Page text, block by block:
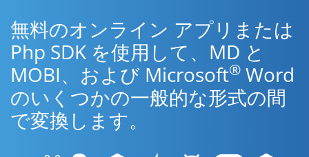
無料のオンライン アプリまたは
Php SDK を使用して、MD と
MOBI、および Microsoft® Word
のいくつかの一般的な形式の間
で変換します。